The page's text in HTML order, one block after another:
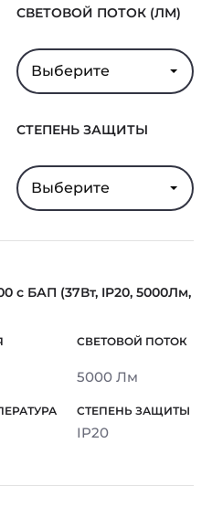
СВЕТОВОЙ ПОТОК (ЛМ)
Выберите
СТЕПЕНЬ ЗАЩИТЫ
Выберите
с БАП (37Вт, IP20, 5000Лм,
5000 Лм
IP20